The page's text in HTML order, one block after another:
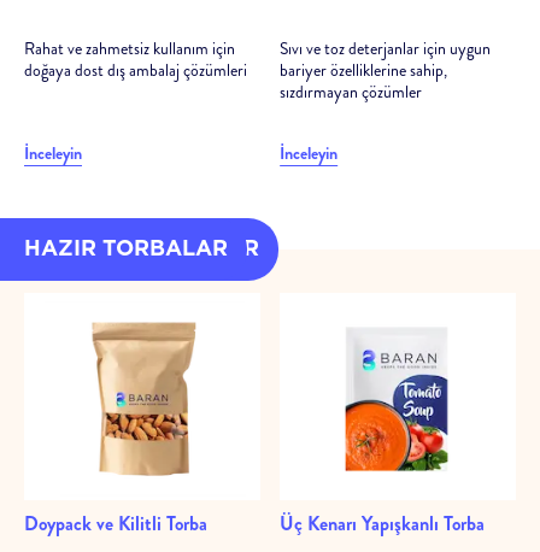
Rahat ve zahmetsiz kullanım için
doğaya dost dış ambalaj çözümleri
İnceleyin
Sıvı ve toz deterjanlar için uygun
bariyer özelliklerine sahip,
sızdırmayan çözümler
İnceleyin
HAZIR AMBALAJLAR
HAZIR TORBALAR
Doypack ve Kilitli Torba Üç Kenarı Yapışkanlı Torba